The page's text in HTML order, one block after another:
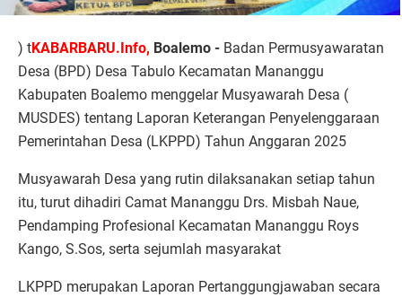
) tKABARBARU.Info, Boalemo - Badan Permusyawaratan
Desa (BPD) Desa Tabulo Kecamatan Mananggu
Kabupaten Boalemo menggelar Musyawarah Desa (
MUSDES) tentang Laporan Keterangan Penyelenggaraan
Pemerintahan Desa (LKPPD) Tahun Anggaran 2025
Musyawarah Desa yang rutin dilaksanakan setiap tahun
itu, turut dihadiri Camat Mananggu Drs. Misbah Naue,
Pendamping Profesional Kecamatan Mananggu Roys
Kango, S.Sos, serta sejumlah masyarakat
LKPPD merupakan Laporan Pertanggungjawaban secara